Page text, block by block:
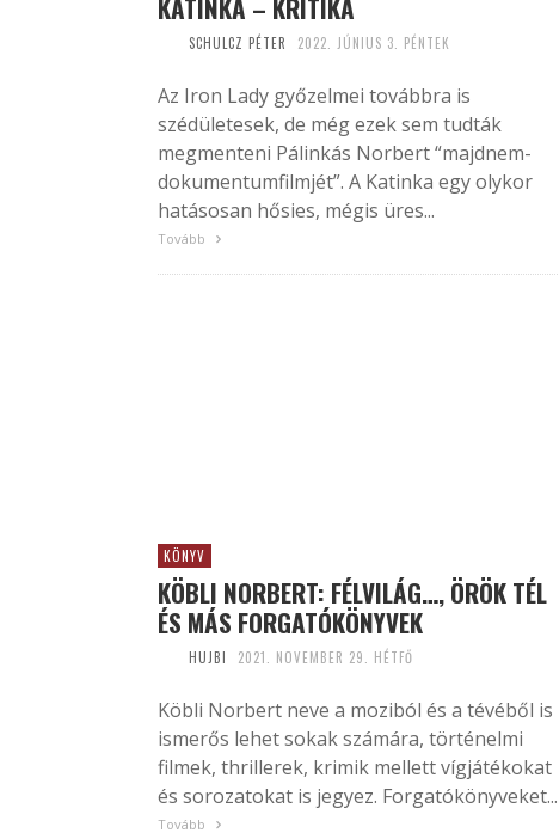
KATINKA – KRITIKA
SCHULCZ PÉTER 2022. JÚNIUS 3. PÉNTEK
Az Iron Lady győzelmei továbbra is
szédületesek, de még ezek sem tudták
megmenteni Pálinkás Norbert “majdnem-
dokumentumfilmjét”. A Katinka egy olykor
hatásosan hősies, mégis üres...
Tovább
KÖNYV
KÖBLI NORBERT: FÉLVILÁG…, ÖRÖK TÉL
ÉS MÁS FORGATÓKÖNYVEK
HUJBI 2021. NOVEMBER 29. HÉTFŐ
Köbli Norbert neve a moziból és a tévéből is
ismerős lehet sokak számára, történelmi
filmek, thrillerek, krimik mellett vígjátékokat
és sorozatokat is jegyez. Forgatókönyveket...
Tovább